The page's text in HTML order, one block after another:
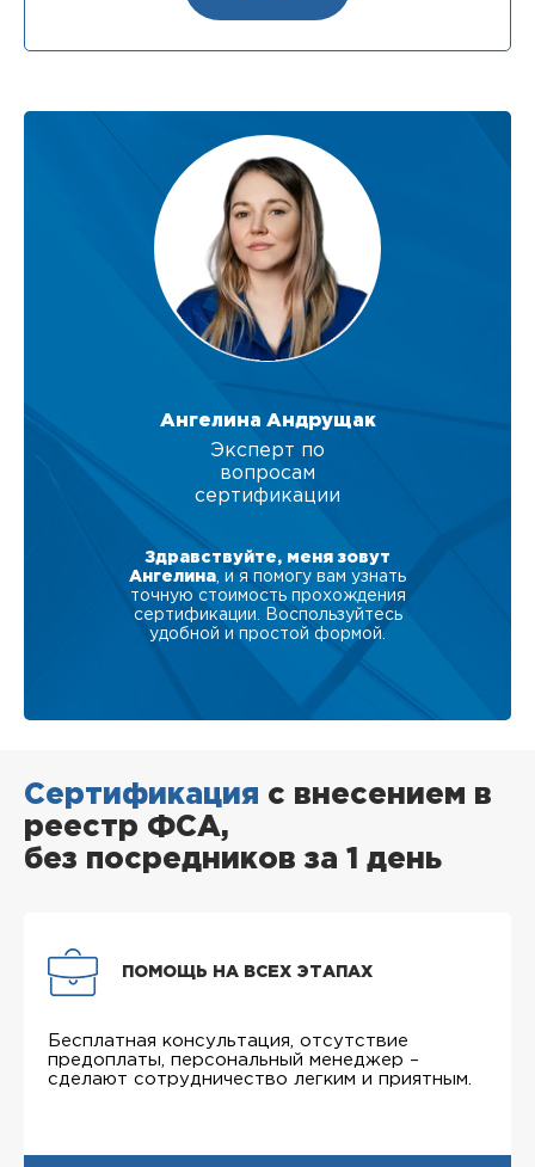
Ангелина Андрущак
Эксперт по
вопросам
сертификации
Здравствуйте, меня зовут
Ангелина , и я помогу вам узнать
точную стоимость прохождения
сертификации. Воспользуйтесь
удобной и простой формой.
Сертификация с внесением в
реестр ФСА,
без посредников за 1 день
ПОМОЩЬ НА ВСЕХ ЭТАПАХ
Бесплатная консультация, отсутствие
предоплаты, персональный менеджер –
сделают сотрудничество легким и приятным.